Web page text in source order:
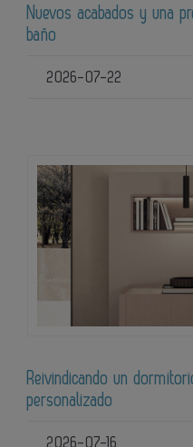
Nuevos acabados y una
baño
2026-07-22
Reivindicando un
personalizado
2026-07-16